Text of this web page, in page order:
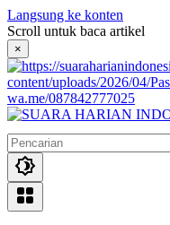
Langsung ke konten
Scroll untuk baca artikel
×
wa.me/087842777025